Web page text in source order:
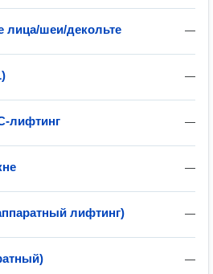
—
лица/шеи/декольте
—
—
лифтинг
—
—
лифтинг)
—